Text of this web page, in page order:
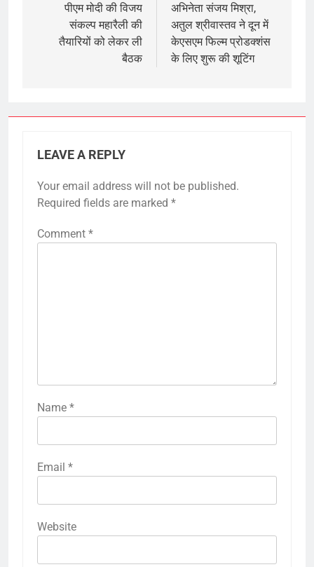
navigation
पीएम मोदी की विजय
संकल्प महारैली की
तैयारियों को लेकर ली
बैठक
अभिनेता संजय मिश्रा,
अतुल श्रीवास्तव ने दून में
केएसएम फिल्म प्रोडक्शंस
के लिए शुरू की शूटिंग
LEAVE A REPLY
Your email address will not be published.
Required fields are marked *
Comment *
Name *
Email *
Website